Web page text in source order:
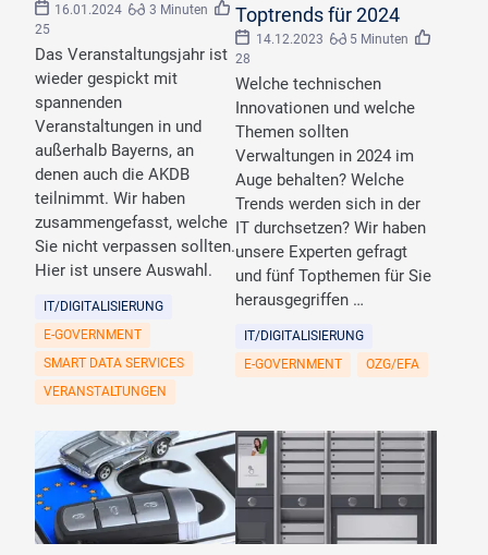
16.01.2024
3 Minuten
25
Das Veranstaltungsjahr ist
wieder gespickt mit
spannenden
Veranstaltungen in und
außerhalb Bayerns, an
denen auch die AKDB
teilnimmt. Wir haben
zusammengefasst, welche
Sie nicht verpassen sollten.
Hier ist unsere Auswahl.
IT/DIGITALISIERUNG
E-GOVERNMENT
SMART DATA SERVICES
VERANSTALTUNGEN
Toptrends für 2024
14.12.2023
5 Minuten
28
Welche technischen
Innovationen und welche
Themen sollten
Verwaltungen in 2024 im
Auge behalten? Welche
Trends werden sich in der
IT durchsetzen? Wir haben
unsere Experten gefragt
und fünf Topthemen für Sie
herausgegriffen …
IT/DIGITALISIERUNG
E-GOVERNMENT
OZG/EFA